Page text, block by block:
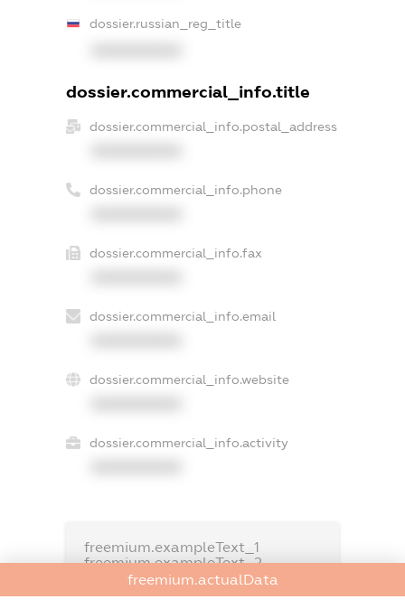
dossier.russian_reg_title
dossier.commercial_info.title
dossier.commercial_info.postal_address
dossier.commercial_info.phone
dossier.commercial_info.fax
dossier.commercial_info.email
dossier.commercial_info.website
dossier.commercial_info.activity
freemium.exampleText_1
freemium.exampleText_2
freemium.anonymousPerSearch2
freemium.actualData